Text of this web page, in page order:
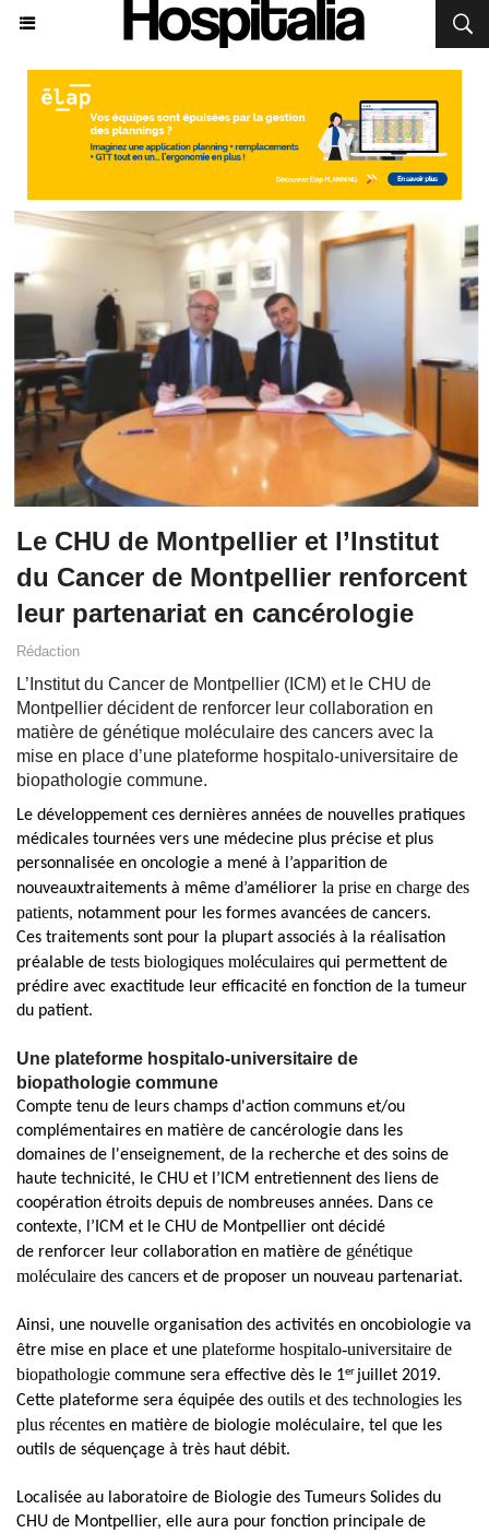
Le CHU de Montpellier et l’Institut
du Cancer de Montpellier renforcent
leur partenariat en cancérologie
Rédaction
L’Institut du Cancer de Montpellier (ICM) et le CHU de
Montpellier décident de renforcer leur collaboration en
matière de génétique moléculaire des cancers avec la
mise en place d’une plateforme hospitalo-universitaire de
biopathologie commune.
Le développement ces dernières années de nouvelles pratiques
médicales tournées vers une médecine plus précise et plus
personnalisée en oncologie a mené à l’apparition de
nouveauxtraitements à même d’améliorer la prise en charge des
patients, notamment pour les formes avancées de cancers.
Ces traitements sont pour la plupart associés à la réalisation
préalable de tests biologiques moléculaires qui permettent de
prédire avec exactitude leur efficacité en fonction de la tumeur
du patient.
Une plateforme hospitalo-universitaire de
biopathologie commune
Compte tenu de leurs champs d'action communs et/ou
complémentaires en matière de cancérologie dans les
domaines de l'enseignement, de la recherche et des soins de
haute technicité, le CHU et l’ICM entretiennent des liens de
coopération étroits depuis de nombreuses années. Dans ce
contexte,
l’ICM et le CHU de Montpellier ont décidé
de renforcer leur collaboration en matière de génétique
moléculaire des cancers et de proposer un nouveau partenariat.
Ainsi, une nouvelle organisation des activités en oncobiologie va
être mise en place et une plateforme hospitalo-universitaire de
biopathologie commune sera effective dès le 1er juillet 2019.
Cette plateforme sera équipée des outils et des technologies les
plus récentes en matière de biologie moléculaire, tel que les
outils de séquençage à très haut débit.
Localisée au laboratoire de Biologie des Tumeurs Solides du
CHU de Montpellier, elle aura pour fonction principale de